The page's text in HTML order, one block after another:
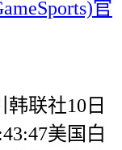
官
联社10日
美国白